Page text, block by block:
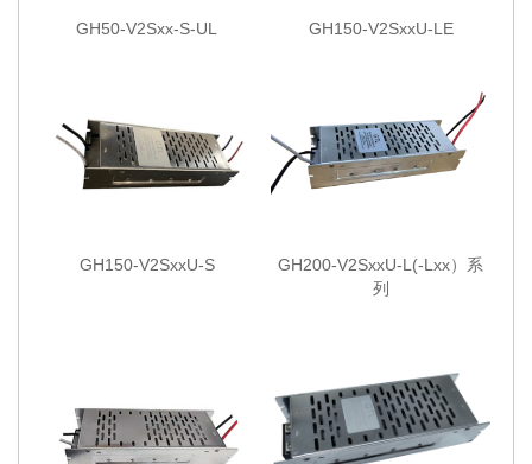
GH50-V2Sxx-S-UL GH150-V2SxxU-LE
GH150-V2SxxU-S
GH200-V2SxxU-L(-Lxx）系
列